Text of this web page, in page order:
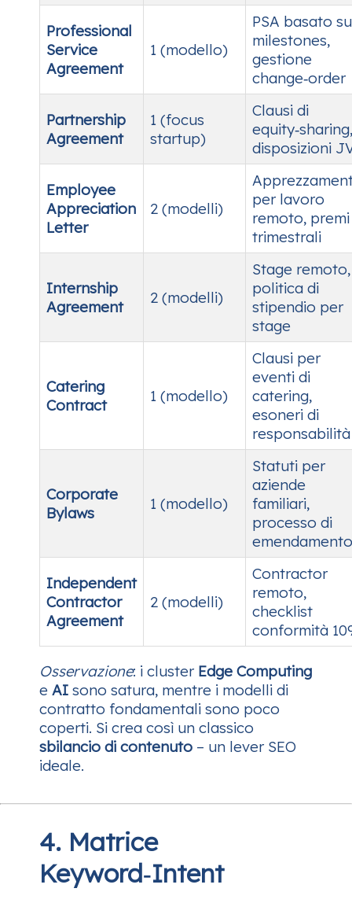
Professional
Service
Agreement
1 (modello)
PSA basato su
milestones,
gestione
change‑order
Partnership
Agreement
1 (focus
startup)
Clausi di
equity‑sharing,
disposizioni
Employee
Appreciation
Letter
2 (modelli)
per lavoro
remoto, premi
trimestrali
Internship
Agreement
2 (modelli)
Stage remoto,
politica di
stipendio per
stage
Catering
Contract
1 (modello)
Clausi per
eventi di
catering,
esoneri di
responsabilità
Corporate
Bylaws
1 (modello)
Statuti per
aziende
familiari,
processo di
emendamento
Independent
Contractor
Agreement
2 (modelli)
Contractor
remoto,
checklist
conformità
Osservazione: i cluster Edge Computing
e AI sono satura, mentre i modelli di
contratto fondamentali sono poco
coperti. Si crea così un classico
sbilancio di contenuto – un lever SEO
ideale.
4. Matrice
Keyword‑Intent